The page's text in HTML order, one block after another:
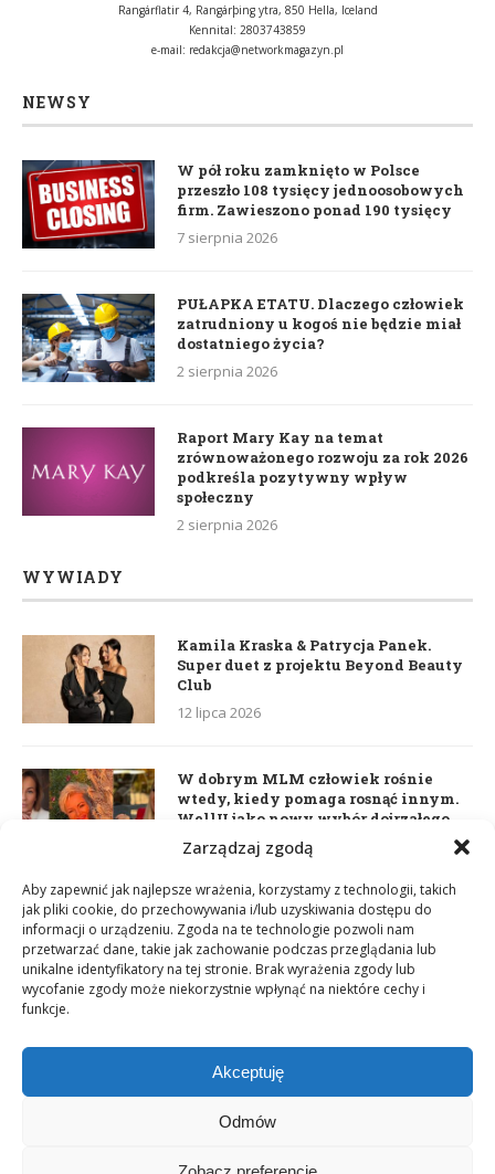
Zarządzaj zgodą
Aby zapewnić jak najlepsze wrażenia, korzystamy z technologii, takich
jak pliki cookie, do przechowywania i/lub uzyskiwania dostępu do
informacji o urządzeniu. Zgoda na te technologie pozwoli nam
przetwarzać dane, takie jak zachowanie podczas przeglądania lub
unikalne identyfikatory na tej stronie. Brak wyrażenia zgody lub
wycofanie zgody może niekorzystnie wpłynąć na niektóre cechy i
funkcje.
Akceptuję
Odmów
Rangárflatir 4, Rangárþing ytra, 850 Hella, Iceland
Kennital: 2803743859
e-mail: redakcja@networkmagazyn.pl
NEWSY
W pół roku zamknięto w Polsce
przeszło 108 tysięcy jednoosobowych
firm. Zawieszono ponad 190 tysięcy
7 sierpnia 2026
PUŁAPKA ETATU. Dlaczego człowiek
zatrudniony u kogoś nie będzie miał
dostatniego życia?
2 sierpnia 2026
Raport Mary Kay na temat
zrównoważonego rozwoju za rok 2026
podkreśla pozytywny wpływ
społeczny
2 sierpnia 2026
WYWIADY
Kamila Kraska & Patrycja Panek.
Super duet z projektu Beyond Beauty
Club
12 lipca 2026
W dobrym MLM człowiek rośnie
wtedy, kiedy pomaga rosnąć innym.
WellU jako nowy wybór dojrzałego
lidera
Daria Dudzik. Kocham Cię
17 kwietnia 2026